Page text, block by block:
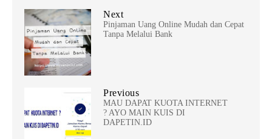
Next
Pinjaman Uang Online Mudah dan Cepat
Tanpa Melalui Bank
Previous
MAU DAPAT KUOTA INTERNET
? AYO MAIN KUIS DI
DAPETIN.ID